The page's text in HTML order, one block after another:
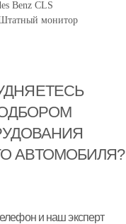
Benz CLS
монитор
АВТОМОБИЛЯ?
и наш эксперт